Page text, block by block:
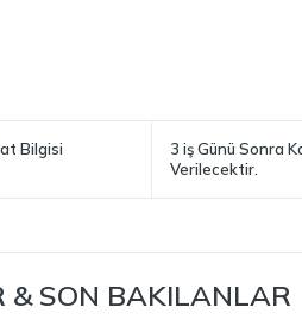
Bilgisi
3 iş Günü Sonra
Verilecektir.
& SON BAKILANLAR